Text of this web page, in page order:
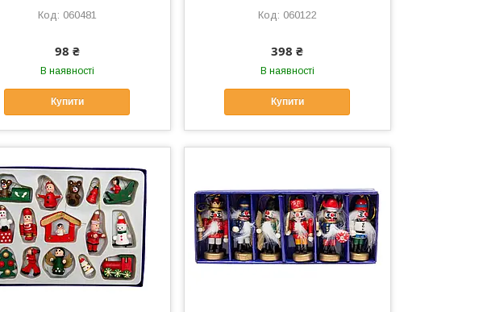
060481
98 ₴
В наявності
Купити
060122
398 ₴
В наявності
Купити